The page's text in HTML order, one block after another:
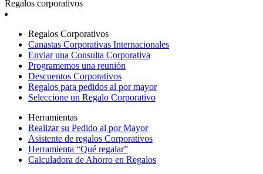
Regalos corporativos
Regalos Corporativos
Canastas Corporativas Internacionales
Enviar una Consulta Corporativa
Programemos una reunión
Descuentos Corporativos
Regalos para pedidos al por mayor
Seleccione un Regalo Corporativo
Herramientas
Realizar su Pedido al por Mayor
Asistente de regalos Corporativos
Herramienta “Qué regalar”
Calculadora de Ahorro en Regalos